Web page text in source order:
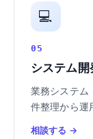
💻
05
システム開
業務システム
件整理から運
相談する →